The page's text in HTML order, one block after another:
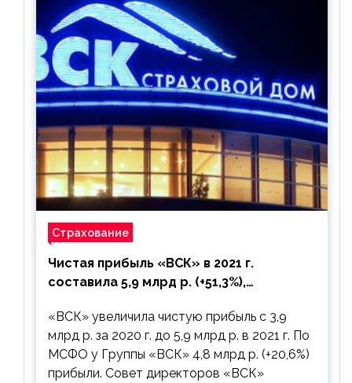
Страхование
Чистая прибыль «ВСК» в 2021 г.
составила 5,9 млрд р. (+51,3%),
выплачивать
«ВСК» увеличила чистую прибыль с 3,9
млрд р. за 2020 г. до 5,9 млрд р. в 2021 г. По
МСФО у Группы «ВСК» 4,8 млрд р. (+20,6%)
прибыли. Совет директоров «ВСК»